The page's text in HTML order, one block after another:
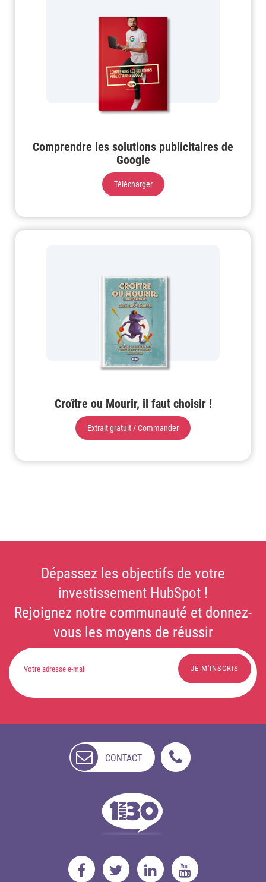
Comprendre les solutions publicitaires de
Google
Télécharger
Croître ou Mourir, il faut choisir !
Extrait gratuit / Commander
Dépassez les objectifs de votre
investissement HubSpot !
Rejoignez notre communauté et donnez-
vous les moyens de réussir
CONTACT
DISPONIBLE